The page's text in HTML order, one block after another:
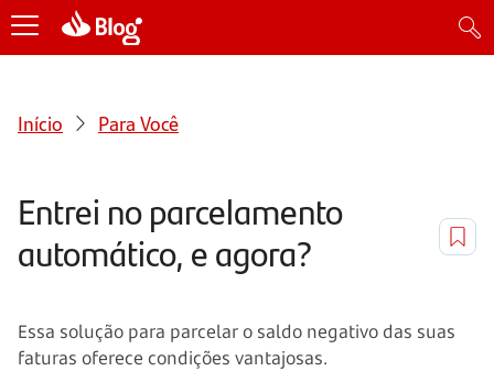
Início Para Você
Entrei no parcelamento
automático, e agora?
Essa solução para parcelar o saldo negativo das suas
faturas oferece condições vantajosas.